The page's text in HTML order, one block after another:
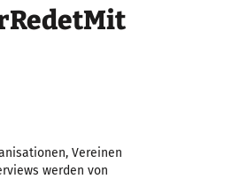
Vereinen
werden von